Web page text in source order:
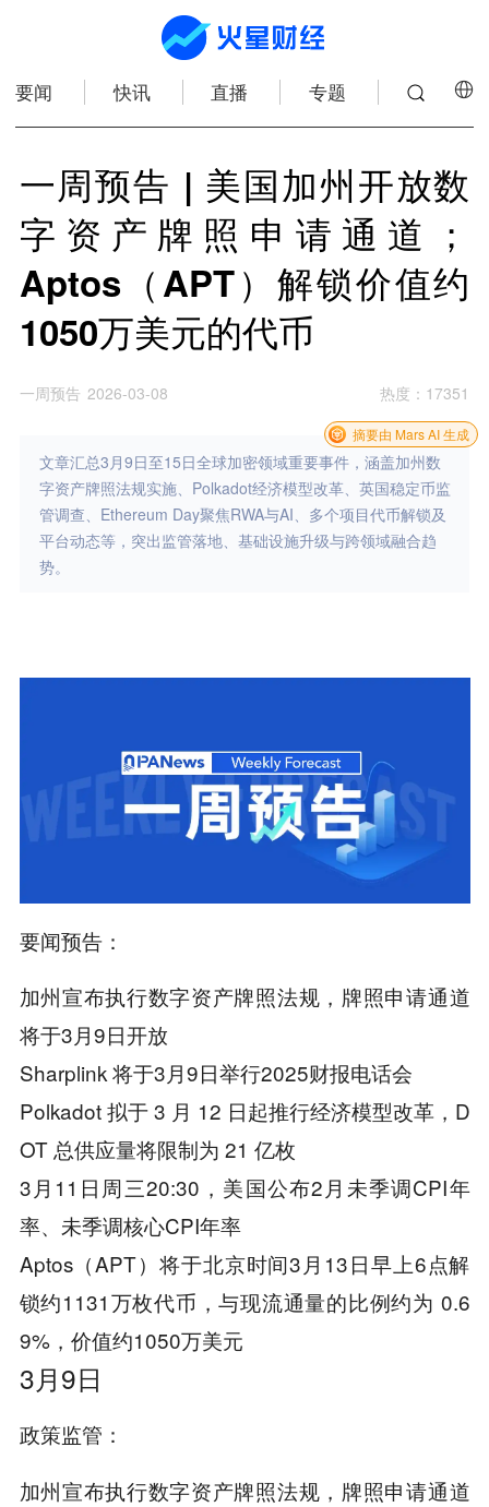
要闻 快讯 直播 专题
一周预告 | 美国加州开放数
字资产牌照申请通道；
Aptos（APT）解锁价值约
1050万美元的代币
一周预告 2026-03-08 热度 ： 17351
文章汇总3月9日至15日全球加密领域重要事件，涵盖加州数
字资产牌照法规实施、Polkadot经济模型改革、英国稳定币监
管调查、Ethereum Day聚焦RWA与AI、多个项目代币解锁及
平台动态等，突出监管落地、基础设施升级与跨领域融合趋
势。
摘要由 Mars AI 生成
要闻预告：
加州宣布执行数字资产牌照法规，牌照申请通道
将于3月9日开放
Sharplink 将于3月9日举行2025财报电话会
Polkadot 拟于 3 月 12 日起推行经济模型改革，D
OT 总供应量将限制为 21 亿枚
3月11日周三20:30，美国公布2月未季调CPI年
率、未季调核心CPI年率
Aptos（APT）将于北京时间3月13日早上6点解
锁约1131万枚代币，与现流通量的比例约为 0.6
9%，价值约1050万美元
3月9日
政策监管：
加州宣布执行数字资产牌照法规，牌照申请通道